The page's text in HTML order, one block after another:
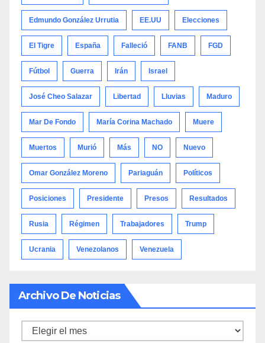
Edmundo González Urrutia EE.UU Elecciones
El Tigre España Falleció FANB FGD
Fútbol Guerra Irán Israel
José Cheo Salazar Libertad Lluvias Maduro
Mar De Fondo María Corina Machado Muere
Muertos Murió Más NO Nuevo
Omar González Moreno Pariaguán Políticos
Posiciones Presidente Presos Resultados
Rusia Régimen Trabajadores Trump
Ucrania Venezolanos Venezuela
Archivo De Noticias
Archivo